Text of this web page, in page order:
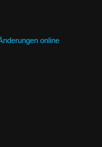
online